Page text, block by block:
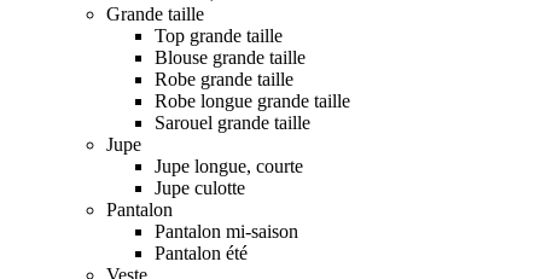
Grande taille
Top grande taille
Blouse grande taille
Robe grande taille
Robe longue grande taille
Sarouel grande taille
Jupe
Jupe longue, courte
Jupe culotte
Pantalon
Pantalon mi-saison
Pantalon été
Veste